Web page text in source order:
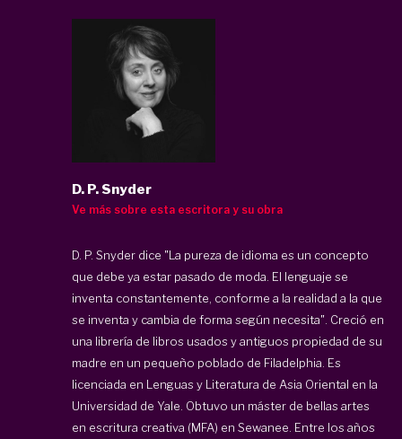
D. P. Snyder
Ve más sobre esta escritora y su obra
D. P. Snyder dice "La pureza de idioma es un concepto
que debe ya estar pasado de moda. El lenguaje se
inventa constantemente, conforme a la realidad a la que
se inventa y cambia de forma según necesita". Creció en
una librería de libros usados y antiguos propiedad de su
madre en un pequeño poblado de Filadelphia. Es
licenciada en Lenguas y Literatura de Asia Oriental en la
Universidad de Yale. Obtuvo un máster de bellas artes
en escritura creativa (MFA) en Sewanee. Entre los años